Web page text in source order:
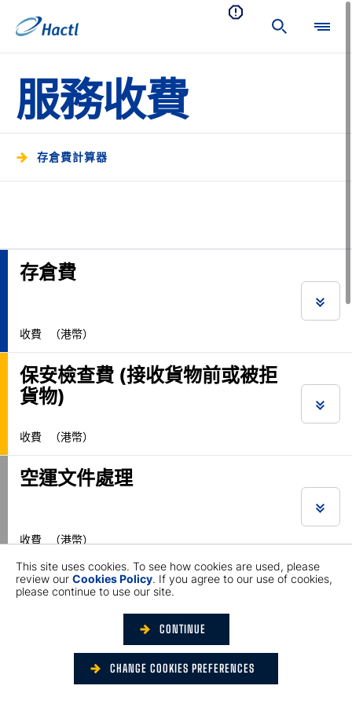
服務收費
存倉費計算器
存倉費
收費 （港幣）
保安檢查費 (接收貨物前或被拒
貨物)
收費 （港幣）
空運文件處理
收費 （港幣）
其他貨站支援服務
This site uses cookies. To see how cookies are used, please
review our Cookies Policy. If you agree to our use of cookies,
please continue to use our site.
CONTINUE
CHANGE COOKIES PREFERENCES